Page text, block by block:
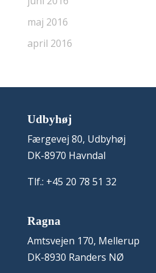
maj 2016
april 2016
Udbyhøj
Færgevej 80, Udbyhøj
DK-8970 Havndal
Tlf.: +45 20 78 51 32
Ragna
Amtsvejen 170, Mellerup
DK-8930 Randers NØ